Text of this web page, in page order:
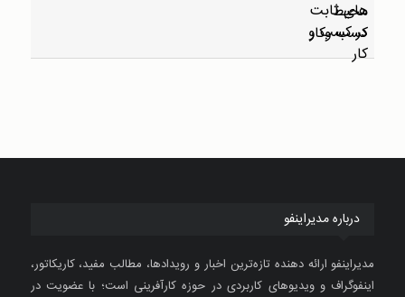
درباره مدیراینفو
مدیراینفو ارائه دهنده تازه‌ترین اخبار و رویدادها، مطالب مفید، کاریکاتور،
اینفوگراف و ویدیوهای کاربردی در حوزه کارآفرینی است؛ با عضویت در